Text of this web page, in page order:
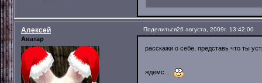
Поделиться26 августа, 2009г. 13:42:00
Алексей
Аватар
расскажи о себе, представь что ты
ждемс...